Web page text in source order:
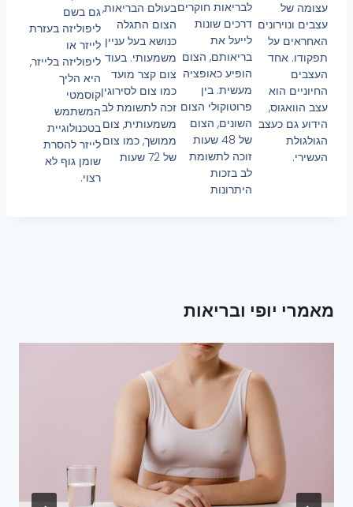
עצומה של
עצבים ונוירונים
האחראים על
תפקודו. אחד
העצבים
החיוניים הוא
עצב הוואגוס,
הידוע גם כעצב
הגולגולת
העשירי.
לבריאות חוקרים
דרכים שונות
לייעל את
בריאותם, הצום
הופיע כאופציה
מעשית. בין
פרוטוקולי הצום
השונים, הצום
של 48 שעות
זוכה לתשומת
לב בזכות
היתרונות
בעולם הבריאות,
הצום התגלה
כנושא בעל עניין
משמעותי. בעוד
צום קצר מועד
כמו צום לסירוגין
זכה לתשומת לב
משמעותית, צום
ממושך, כמו צום
של 72 שעות
גם בשם
ליפוליזה בעזרת
לייזר או
ליפוליזה בלייזר,
היא הליך
קוסמטי
המשתמש
בטכנולוגיית
לייזר להסרת
שומן גוף לא
רצוי.
מאמרי יופי ובריאות